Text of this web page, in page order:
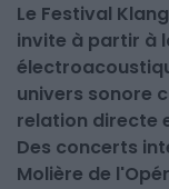
Le Festival
invite à partir à
univers sonore
relation directe
Des concerts
Molière de